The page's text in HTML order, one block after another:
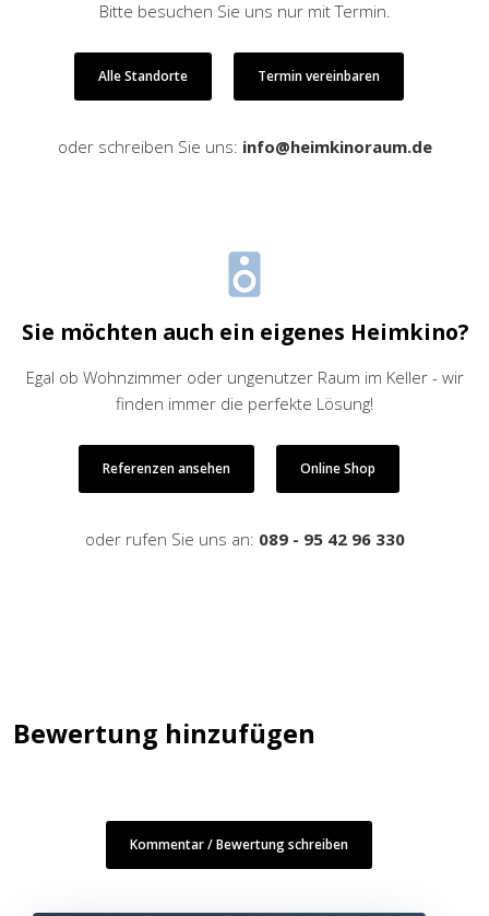
Bitte besuchen Sie uns nur mit Termin.
Alle Standorte Termin vereinbaren
oder schreiben Sie uns: info@heimkinoraum.de
Sie möchten auch ein eigenes Heimkino?
Egal ob Wohnzimmer oder ungenutzer Raum im Keller - wir
finden immer die perfekte Lösung!
Referenzen ansehen Online Shop
oder rufen Sie uns an: 089 - 95 42 96 330
Bewertung hinzufügen
Kommentar / Bewertung schreiben